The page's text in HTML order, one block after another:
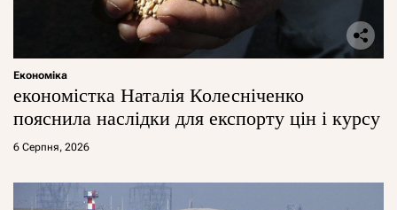
Економіка
економістка Наталія Колесніченко
пояснила наслідки для експорту цін і курсу
6 Серпня, 2026